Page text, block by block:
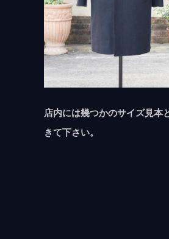
店内には幾つかのサイズ見本
きて下さい。